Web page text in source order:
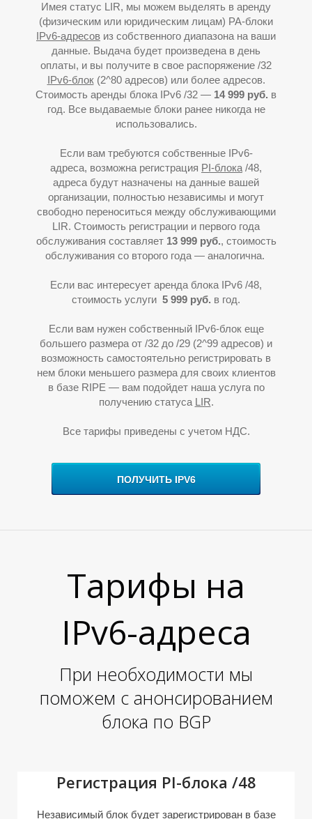
К
У
Имея статус LIR, мы можем выделять в аренду
(физическим или юридическим лицам) PA-блоки
IPv6-адресов из собственного диапазона на ваши
данные. Выдача будет произведена в день
оплаты, и вы получите в свое распоряжение /32
IPv6-блок(2^80 адресов) или более адресов.
Стоимость аренды блока IPv6 /32 — 14 999 руб. в
год. Все выдаваемые блоки ранее никогда не
использовались.
Если вам требуются собственные IPv6-
адреса, возможна регистрация PI-блока /48,
адреса будут назначены на данные вашей
организации, полностью независимы и могут
свободно переноситься между обслуживающими
LIR. Стоимость регистрации и первого года
обслуживания составляет 13999 руб., стоимость
обслуживания со второго года — аналогична.
Если вас интересует аренда блока IPv6 /48,
стоимость услуги 5 999 руб. в год.
Если вам нужен собственный IPv6-блок еще
большего размера от /32 до /29 (2^99 адресов) и
возможность самостоятельно регистрировать в
нем блоки меньшего размера для своих клиентов
в базе RIPE —вам подойдет наша услуга по
получению статуса LIR.
Все тарифы приведены с учетом НДС.
ПОЛУЧИТЬ IPV6
Тарифы на
IPv6-адреса
При необходимости мы
поможем с анонсированием
блока по BGP
Регистрация PI-блока /48
Независимый блок будет зарегистрирован в базе